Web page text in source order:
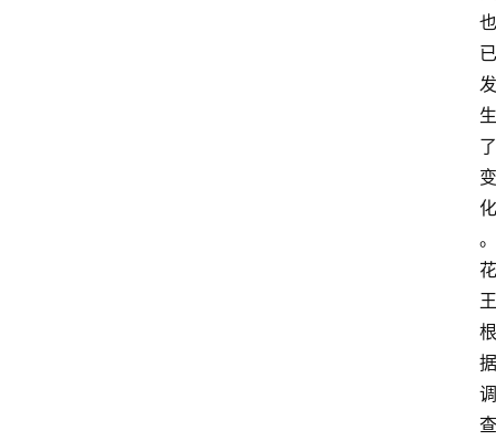
也
已
发
生
了
变
化
。
花
王
根
据
调
查